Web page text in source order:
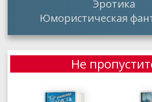
Эротика
Юмористическая
Не